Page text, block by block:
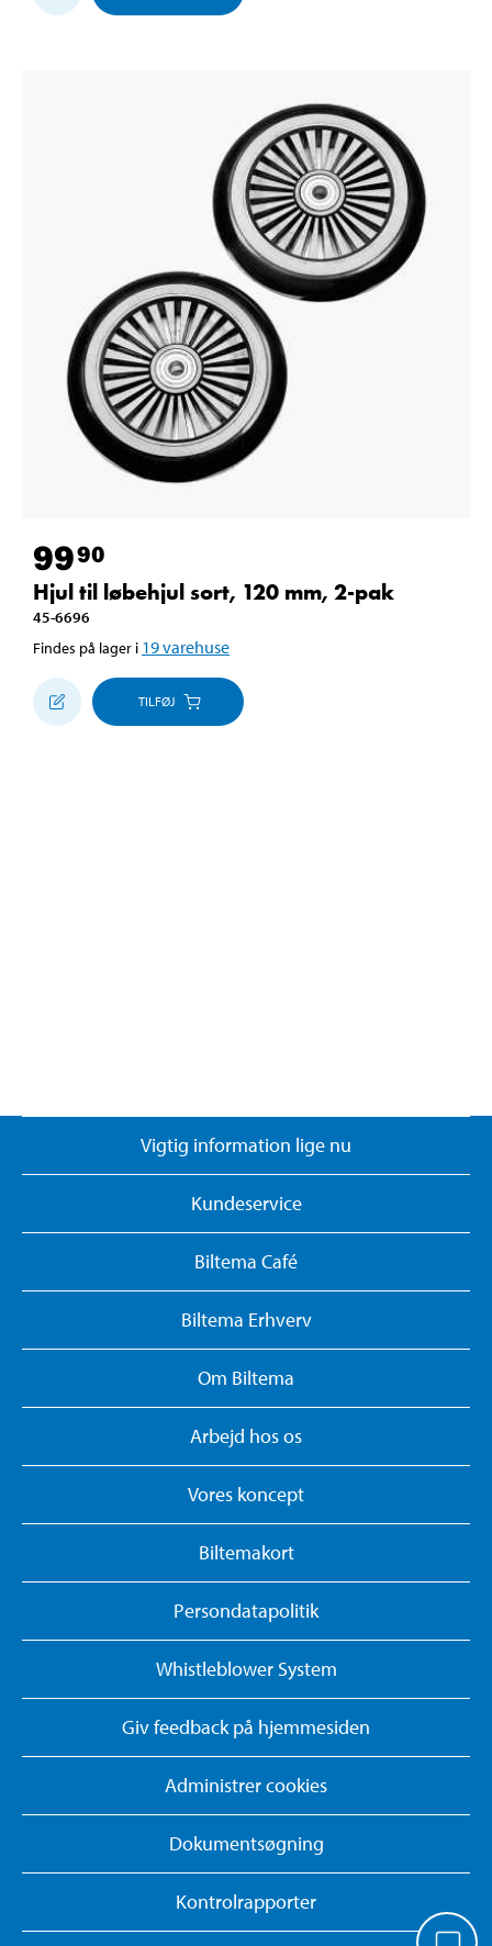
9990
Hjul til løbehjul sort, 120 mm, 2-pak
45-6696
Findes på lager i 19varehuse
TILFØJ
Vigtig information lige nu
Kundeservice
Biltema Café
Biltema Erhverv
Om Biltema
Arbejd hos os
Vores koncept
Biltemakort
Persondatapolitik
Whistleblower System
Giv feedback på hjemmesiden
Administrer cookies
Dokumentsøgning
Kontrolrapporter